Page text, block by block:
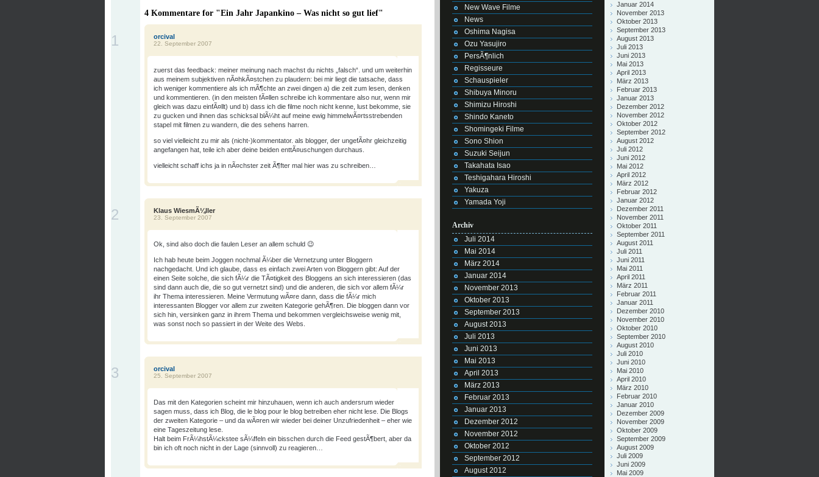
4 Kommentare for "Ein Jahr Japankino – Was nicht so gut lief"
orcival
22. September 2007
1
zuerst das feedback: meiner meinung nach machst du nichts „falsch“. und um weiterhin
aus meinem subjektiven nÃ¤hkÃ¤stchen zu plaudern: bei mir liegt die tatsache, dass
ich weniger kommentiere als ich mÃ¶chte an zwei dingen a) die zeit zum lesen, denken
und kommentieren. (in den meisten fÃ¤llen schreibe ich kommentare also nur, wenn mir
gleich was dazu einfÃ¤llt) und b) dass ich die filme noch nicht kenne, lust bekomme, sie
zu gucken und ihnen das schicksal blÃ¼ht auf meine ewig himmelwÃ¤rtsstrebenden
stapel mit filmen zu wandern, die des sehens harren.
so viel vielleicht zu mir als (nicht-)kommentator. als blogger, der ungefÃ¤hr gleichzeitig
angefangen hat, teile ich aber deine beiden enttÃ¤uschungen durchaus.
vielleicht schaff ichs ja in nÃ¤chster zeit Ã¶fter mal hier was zu schreiben…
Klaus WiesmÃ¼ller
23. September 2007
2
Ok, sind also doch die faulen Leser an allem schuld 😉
Ich hab heute beim Joggen nochmal Ã¼ber die Vernetzung unter Bloggern
nachgedacht. Und ich glaube, dass es einfach zwei Arten von Bloggern gibt: Auf der
einen Seite solche, die sich fÃ¼r die TÃ¤tigkeit des Bloggens an sich interessieren (das
sind dann auch die, die so gut vernetzt sind) und die anderen, die sich vor allem fÃ¼r
ihr Thema interessieren. Meine Vermutung wÃ¤re dann, dass die fÃ¼r mich
interessanten Blogger vor allem zur zweiten Kategorie gehÃ¶ren. Die bloggen dann vor
sich hin, versinken ganz in ihrem Thema und bekommen vergleichsweise wenig mit,
was sonst noch so passiert in der Weite des Webs.
orcival
25. September 2007
3
Das mit den Kategorien scheint mir hinzuhauen, wenn ich auch andersrum wieder
sagen muss, dass ich Blog, die le blog pour le blog betreiben eher nicht lese. Die Blogs
der zweiten Kategorie – und da wÃ¤ren wir wieder bei deiner Unzufriedenheit – eher wie
eine Tageszeitung lese.
Halt beim FrÃ¼hstÃ¼ckstee sÃ¼ffeln ein bisschen durch die Feed gestÃ¶bert, aber da
bin ich oft noch nicht in der Lage (sinnvoll) zu reagieren…
New Wave Filme
News
Oshima Nagisa
Ozu Yasujiro
PersÃ¶nlich
Regisseure
Schauspieler
Shibuya Minoru
Shimizu Hiroshi
Shindo Kaneto
Shomingeki Filme
Sono Shion
Suzuki Seijun
Takahata Isao
Teshigahara Hiroshi
Yakuza
Yamada Yoji
Archiv
Juli 2014
Mai 2014
März 2014
Januar 2014
November 2013
Oktober 2013
September 2013
August 2013
Juli 2013
Juni 2013
Mai 2013
April 2013
März 2013
Februar 2013
Januar 2013
Dezember 2012
November 2012
Oktober 2012
September 2012
August 2012
Januar 2014
November 2013
Oktober 2013
September 2013
August 2013
Juli 2013
Juni 2013
Mai 2013
April 2013
März 2013
Februar 2013
Januar 2013
Dezember 2012
November 2012
Oktober 2012
September 2012
August 2012
Juli 2012
Juni 2012
Mai 2012
April 2012
März 2012
Februar 2012
Januar 2012
Dezember 2011
November 2011
Oktober 2011
September 2011
August 2011
Juli 2011
Juni 2011
Mai 2011
April 2011
März 2011
Februar 2011
Januar 2011
Dezember 2010
November 2010
Oktober 2010
September 2010
August 2010
Juli 2010
Juni 2010
Mai 2010
April 2010
März 2010
Februar 2010
Januar 2010
Dezember 2009
November 2009
Oktober 2009
September 2009
August 2009
Juli 2009
Juni 2009
Mai 2009